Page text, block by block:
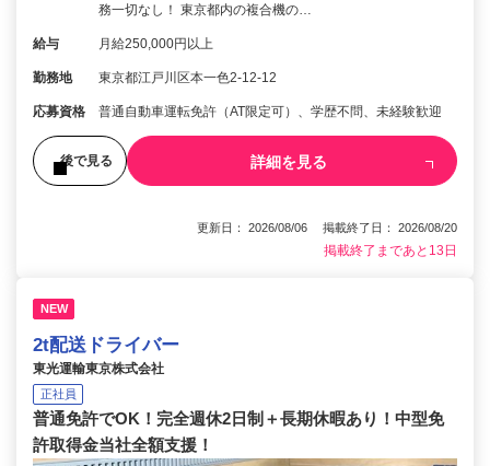
務一切なし！ 東京都内の複合機の…
給与 月給250,000円以上
勤務地 東京都江戸川区本一色2-12-12
応募資格 普通自動車運転免許（AT限定可）、学歴不問、未経験歓迎
後で見る 詳細を見る
更新日： 2026/08/06 掲載終了日： 2026/08/20
掲載終了まであと13日
NEW
2t配送ドライバー
東光運輸東京株式会社
正社員
普通免許でOK！完全週休2日制＋長期休暇あり！中型免
許取得金当社全額支援！